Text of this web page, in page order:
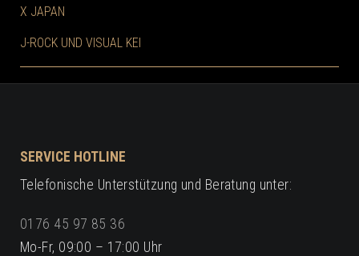
X JAPAN
J-ROCK UND VISUAL KEI
SERVICE HOTLINE
Telefonische Unterstützung und Beratung unter:
0176 45 97 85 36
Mo-Fr, 09:00 – 17:00 Uhr